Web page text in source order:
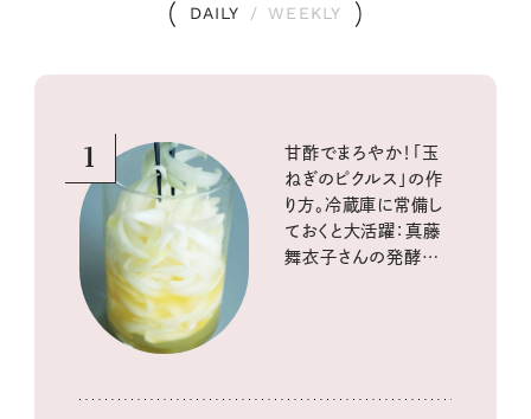
DAILY / WEEKLY
1
甘酢でまろやか！「玉
ねぎのピクルス」の作
り方。冷蔵庫に常備し
ておくと大活躍：真藤
舞衣子さんの発酵と